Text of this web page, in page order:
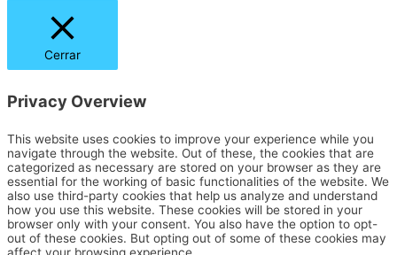
Cerrar
Privacy Overview
This website uses cookies to improve your experience while you
navigate through the website. Out of these, the cookies that are
categorized as necessary are stored on your browser as they are
essential for the working of basic functionalities of the website. We
also use third-party cookies that help us analyze and understand
how you use this website. These cookies will be stored in your
browser only with your consent. You also have the option to opt-
out of these cookies. But opting out of some of these cookies may